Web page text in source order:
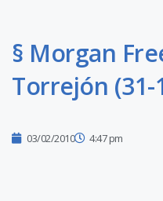
§ Morgan
Torrejón (31-
03/02/2010 4:47 pm